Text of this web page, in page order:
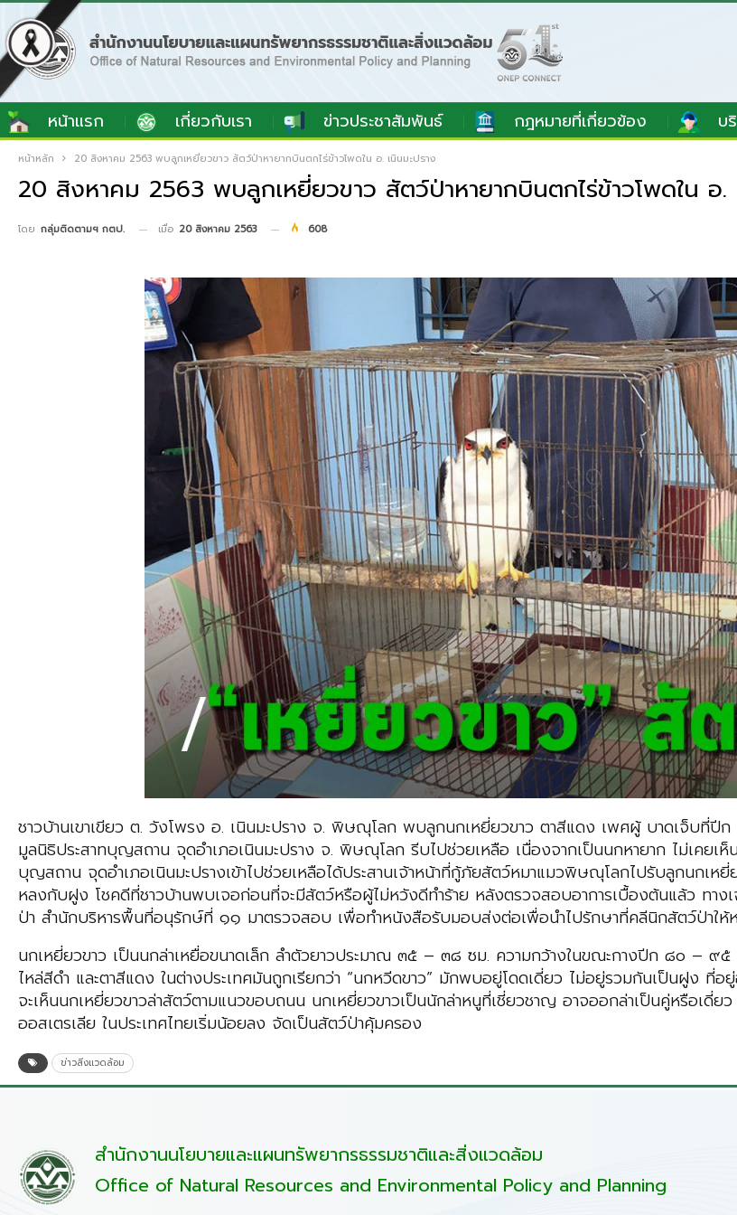
หน้าแรก เกี่ยวกับเรา ข่าวประชาสัมพันธ์ กฎหมายที่เกี่ยวข้อง บ
หน้าหลัก 20 สิงหาคม 2563 พบลูกเหยี่ยวขาว สัตว์ป่าหายากบินตกไร่ข้าวโพดใน อ. เนินมะปราง
20 สิงหาคม 2563 พบลูกเหยี่ยวขาว สัตว์ป่าหายากบินตกไร่ข้าวโพดใน อ.
โดย กลุ่มติดตามฯ กตป. เมื่อ 20 สิงหาคม 2563 608
ชาวบ้านเขาเขียว ต. วังโพรง อ. เนินมะปราง จ. พิษณุโลก พบลูกนกเหยี่ยวขาว ตาสีแดง เพศผู้ บาดเจ็บที่ปี
มูลนิธิประสาทบุญสถาน จุดอำเภอเนินมะปราง จ. พิษณุโลก รีบไปช่วยเหลือ เนื่องจากเป็นนกหายาก ไม่เคย
บุญสถาน จุดอำเภอเนินมะปรางเข้าไปช่วยเหลือได้ประสานเจ้าหน้าที่กู้ภัยสัตว์หมาแมวพิษณุโลกไปรับลูกนกเ
หลงกับฝูง โชคดีที่ชาวบ้านพบเจอก่อนที่จะมีสัตว์หรือผู้ไม่หวังดีทำร้าย หลังตรวจสอบอาการเบื้องต้นแล้ว ทา
ป่า สำนักบริหารพื้นที่อนุรักษ์ที่ ๑๑ มาตรวจสอบ เพื่อทำหนังสือรับมอบส่งต่อเพื่อนำไปรักษาที่คลีนิกสัตว์ป่าใ
นกเหยี่ยวขาว เป็นนกล่าเหยื่อขนาดเล็ก ลำตัวยาวประมาณ ๓๕ – ๓๘ ซม. ความกว้างในขณะกางปีก ๘๐ – ๙
ไหล่สีดำ และตาสีแดง ในต่างประเทศมันถูกเรียกว่า “นกหวีดขาว” มักพบอยู่โดดเดี่ยว ไม่อยู่รวมกันเป็นฝูง ที่
จะเห็นนกเหยี่ยวขาวล่าสัตว์ตามแนวขอบถนน นกเหยี่ยวขาวเป็นนักล่าหนูที่เชี่ยวชาญ อาจออกล่าเป็นคู่หรือเดี่
ออสเตรเลีย ในประเทศไทยเริ่มน้อยลง จัดเป็นสัตว์ป่าคุ้มครอง
ข่าวสิ่งแวดล้อม
สำนักงานนโยบายและแผนทรัพยากรธรรมชาติและสิ่งแวดล้อม
Office of Natural Resources and Environmental Policy and Planning